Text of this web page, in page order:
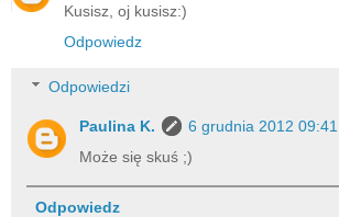
Kusisz, oj kusisz:)
Odpowiedz
Odpowiedzi
Paulina K.
6 grudnia 2012 09:41
Może się skuś ;)
Odpowiedz